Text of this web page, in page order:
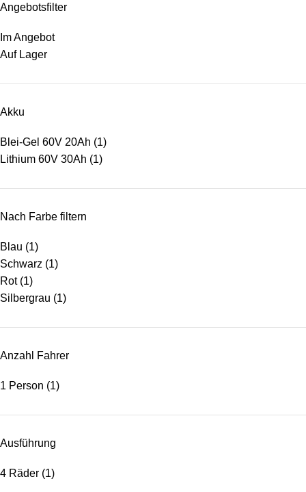
Angebotsfilter
Im Angebot
Auf Lager
Akku
Blei-Gel 60V 20Ah (1)
Lithium 60V 30Ah (1)
Nach Farbe filtern
Blau (1)
Schwarz (1)
Rot (1)
Silbergrau (1)
Anzahl Fahrer
1 Person (1)
Ausführung
4 Räder (1)